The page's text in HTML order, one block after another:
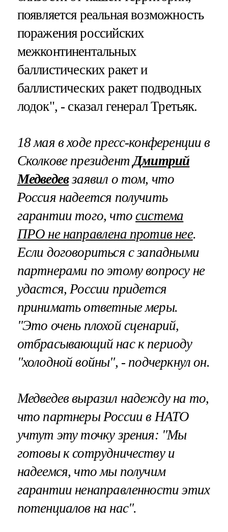
появляется реальная возможность
поражения российских
межконтинентальных
баллистических ракет и
баллистических ракет подводных
лодок", - сказал генерал Третьяк.
18 мая в ходе пресс-конференции в
Сколкове президентДмитрий
Медведевзаявил о том, что
Россия надеется получить
гарантии того, чтосистема
ПРО не направлена против нее.
Если договориться с западными
партнерами по этому вопросу не
удастся, России придется
принимать ответные меры.
"Это очень плохой сценарий,
отбрасывающий нас к периоду
"холодной войны", - подчеркнул он.
Медведев выразил надежду на то,
что партнеры России в НАТО
учтут эту точку зрения: "Мы
готовы к сотрудничеству и
надеемся, что мы получим
гарантии ненаправленности этих
потенциалов на нас".